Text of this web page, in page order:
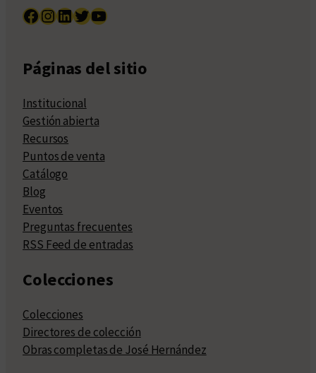
Facebook InstagramLinkedIn Twitter YouTube
Páginas del sitio
Institucional
Gestión abierta
Recursos
Puntos de venta
Catálogo
Blog
Eventos
Preguntas frecuentes
RSS Feed de entradas
Colecciones
Colecciones
Directores de colección
Obras completas de José Hernández